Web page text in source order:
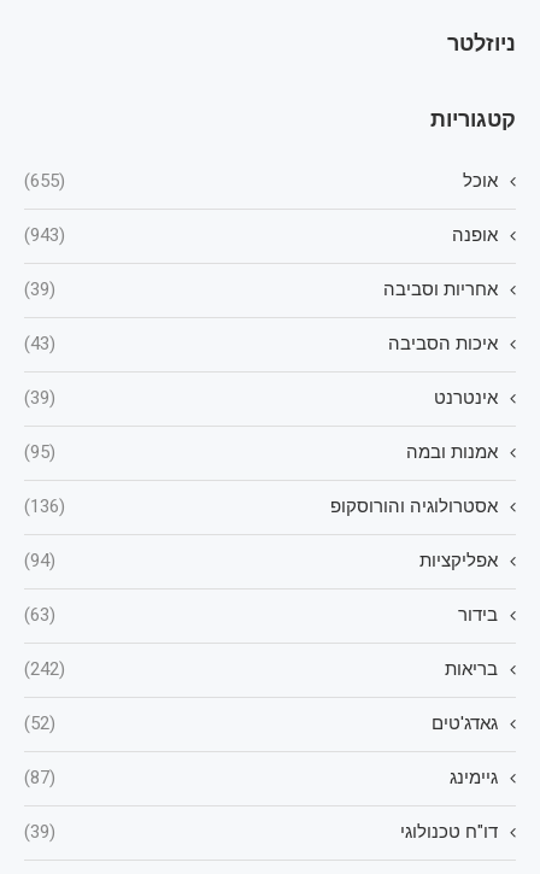
ניוזלטר
קטגוריות
אוכל (655)
אופנה (943)
אחריות וסביבה (39)
איכות הסביבה (43)
אינטרנט (39)
אמנות ובמה (95)
אסטרולוגיה והורוסקופ (136)
אפליקציות (94)
בידור (63)
בריאות (242)
גאדג'טים (52)
גיימינג (87)
דו"ח טכנולוגי (39)